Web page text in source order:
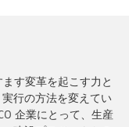
す変革を起こす力と
行の方法を変えてい
企業にとって、生産